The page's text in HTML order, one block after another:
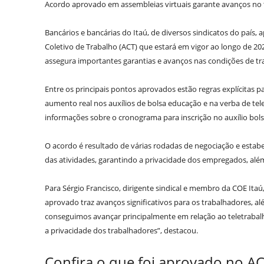
Acordo aprovado em assembleias virtuais garante avanços
Bancários e bancárias do Itaú, de diversos sindicatos do
Coletivo de Trabalho (ACT) que estará em vigor ao longo de
assegura importantes garantias e avanços nas condições de
Entre os principais pontos aprovados estão regras explícitas
aumento real nos auxílios de bolsa educação e na verba de
informações sobre o cronograma para inscrição no auxílio
O acordo é resultado de várias rodadas de negociação e
das atividades, garantindo a privacidade dos empregados,
Para Sérgio Francisco, dirigente sindical e membro da COE
aprovado traz avanços significativos para os trabalhadores,
conseguimos avançar principalmente em relação ao
a privacidade dos trabalhadores”, destacou.